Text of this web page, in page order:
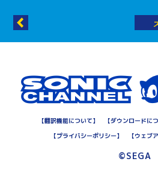
【翻訳機能について】 【ダウンロードに
【プライバシーポリシー】 【ウェブ
©SEGA